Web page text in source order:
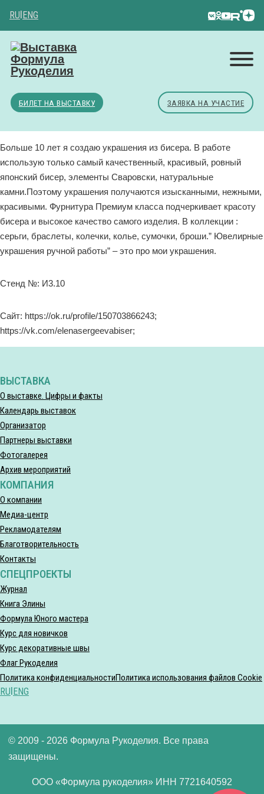
RU ENG
БИЛЕТ НА ВЫСТАВКУ ЗАЯВКА НА УЧАСТИЕ
Больше 10 лет я создаю украшения из бисера. В работе
использую только самый качественный, красивый, ровный
японский бисер, элементы Сваровски, натуральные
камни.Поэтому украшения получаются изысканными, нежными,
красивыми. Фурнитура Премиум класса подчеркивает красоту
бисера и высокое качество самого изделия. В коллекции :
серьги, браслеты, колечки, колье, сумочки, броши.” Ювелирные
украшения ручной работы” – это про мои украшения.
Стенд №: И3.10
Сайт: https://ok.ru/profile/150703866243;
https://vk.com/elenasergeevabiser;
ВЫСТАВКА
О выставке. Цифры и факты
Календарь выставок
Организатор
Партнеры выставки
Фотогалерея
Архив мероприятий
КОМПАНИЯ
О компании
Медиа-центр
Рекламодателям
Благотворительность
Контакты
СПЕЦПРОЕКТЫ
Журнал
Книга Элины
Формула Юного мастера
Курс для новичков
Курс декоративные швы
Флаг Рукоделия
Политика конфиденциальностиПолитика использования файлов Cookie
RU ENG
© 2009 - 2026 Формула Рукоделия. Все права
защищены.
ООО «Формула рукоделия» ИНН 7721640592